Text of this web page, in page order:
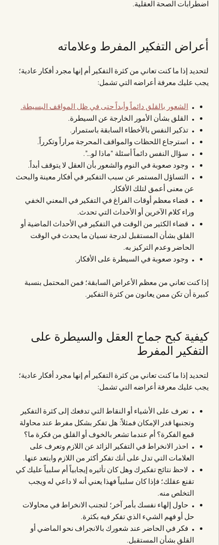
اضطرابات الصحة العقلية.
أعراض التفكير المفرط وعلاماته
لتحديد إذا ما كنت تعاني من كثرة التفكير أم إنها مجرد أفكار عادية؛
يجب عليك معرفة أعراضه التي تشمل:
الشعور بالقلق دائماً وأبداً حتى في ظل المواقف البسيطة.
القلق بشأن الأمور الخارجة عن السيطرة.
تذكير النفس بالأخطاء السابقة باستمرار.
استرجاع اللحظات والمواقف المحرجة مراراً وتكرراً.
سؤال النفس دائماً أسئلة “ماذا لو…”.
وجود صعوبة في النوم والشعور بأن العقل لا يتوقف أبداً.
التساؤل المستمر عن سبب التفكير في أفكار معينة والبحث
عن معنى أعمق لتلك الأفكار.
قضاء معظم أوقات الفراغ في التفكير في المعني الخفي
وراء كلام الآخرين أو الأحداث التي تحدث.
قضاء الكثير من الوقت في التفكير في الأحداث الماضية أو
القلق بشأن المستقبل لدرجة نسيان ما يحدث في الوقت
الحاضر وعدم التركيز به.
وجود صعوبة في السيطرة على الأفكار.
إذا كنت تعاني من معظم الأعراض السابقة؛ فمن المحتمل بنسبة
كبيرة أن تكن ممن يعانون من كثرة التفكير.
كيفية كبح جماح العقل والسيطرة على
التفكير المفرط
لتحديد إذا ما كنت تعاني من كثرة التفكير أم إنها مجرد أفكار عادية؛
يجب عليك معرفة أعراضه التي تشمل:
تعرف على الأشياء أو النقاط التي تدفعك إلى كثرة التفكير
وتجنبها قدر الإمكان فمثلاً: هل تفكر بشكل مفرط عند محاولة
قمع الفكرة؟ أم عندما تشعر بالخوف أو القلق من فكرة ما؟
احذر الانخراط في التفكير الزائد عن اللازم وتعرف على
العلامات التي تدل على أنك تفكر أكثر من اللازم وابتعد عنها.
لاحظ نتائج تفكيرك وهل كان تأثيره إيجابياً أم سلبياً عليك كي
تقنع عقلك؛ فإذا كان سلبياً فهذا يعني أنه لا داعي له ويجب
التخلص منه.
حاول إلهاء نفسك بأمر آخر؛ لتجنب الانخراط في محاولات
حل أو فهم الشيء الذي تفكر فيه بكثرة.
فكر في الحاضر عند شعورك بالانجراف نحو الماضي أو
القلق بشأن المستقبل.